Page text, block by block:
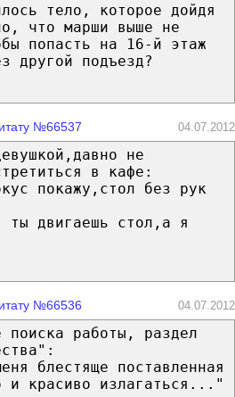
тело, которое дойдя
что марши выше не
попасть на 16-й этаж
другой подъезд?
№66537 04.07.2012
не
в кафе:
покажу,стол без рук
двигаешь стол,а я
№66536 04.07.2012
поиска работы, раздел
блестяще поставленная
и красиво излагаться..."